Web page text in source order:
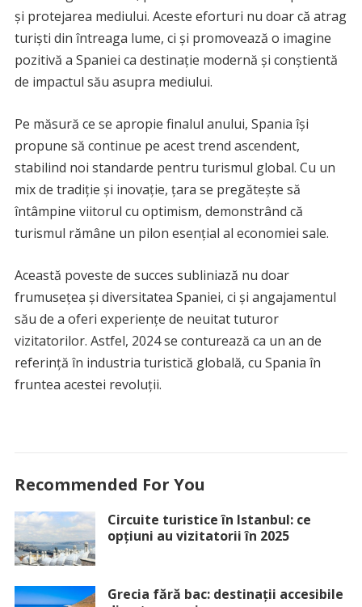
și protejarea mediului. Aceste eforturi nu doar că atrag
turiști din întreaga lume, ci și promovează o imagine
pozitivă a Spaniei ca destinație modernă și conștientă
de impactul său asupra mediului.
Pe măsură ce se apropie finalul anului, Spania își
propune să continue pe acest trend ascendent,
stabilind noi standarde pentru turismul global. Cu un
mix de tradiție și inovație, țara se pregătește să
întâmpine viitorul cu optimism, demonstrând că
turismul rămâne un pilon esențial al economiei sale.
Această poveste de succes subliniază nu doar
frumusețea și diversitatea Spaniei, ci și angajamentul
său de a oferi experiențe de neuitat tuturor
vizitatorilor. Astfel, 2024 se conturează ca un an de
referință în industria turistică globală, cu Spania în
fruntea acestei revoluții.
Recommended For You
Circuite turistice în Istanbul: ce
opțiuni au vizitatorii în 2025
Grecia fără bac: destinații accesibile